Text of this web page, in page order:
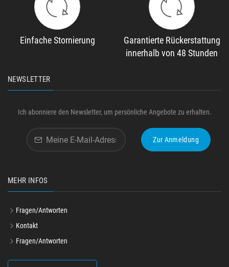
Einfache Stornierung
Garantierte Rückerstattung
innerhalb von 48 Stunden
NEWSLETTER
Ich abonniere den Newsletter, um persönliche Angebote zu erhalten.
Zur Anmeldung
MEHR INFOS
Fragen/Antworten
Kontakt
Fragen/Antworten